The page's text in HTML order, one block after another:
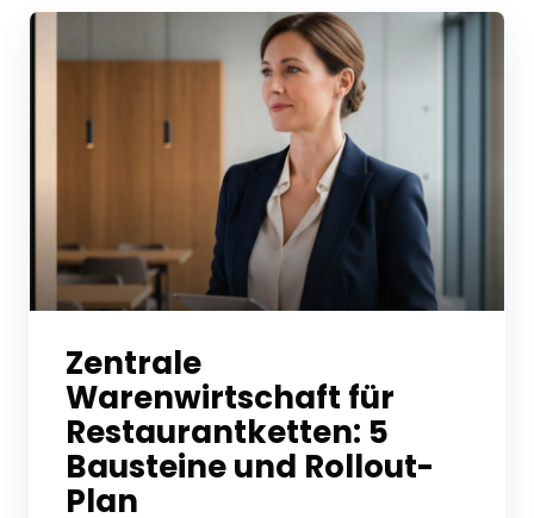
Zentrale
Warenwirtschaft für
Restaurantketten: 5
Bausteine und Rollout-
Plan